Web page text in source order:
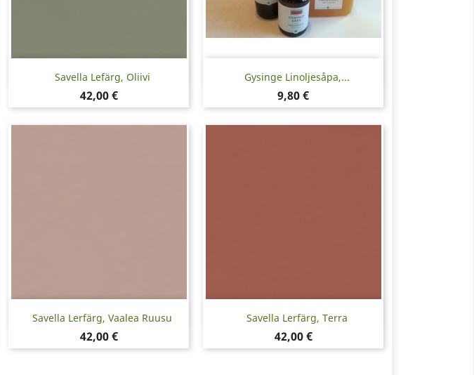
Savella Lefärg, Oliivi
Pris
42,00 €
Snabbvy Gysinge Linoljesåpa,...
Pris
9,80 €
Snabbvy
Savella Lerfärg, Vaalea Ruusu
Pris
42,00 €
Snabbvy Savella Lerfärg, Terra
Pris
42,00 €
Snabbvy